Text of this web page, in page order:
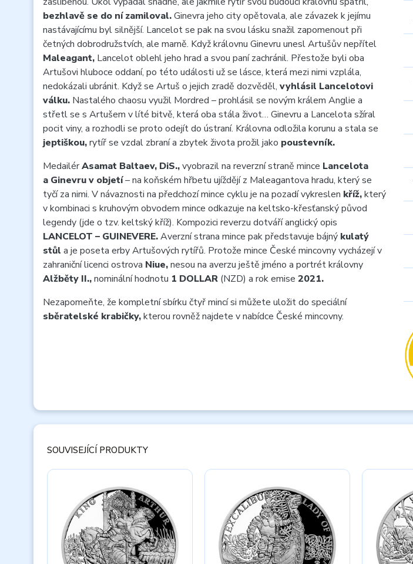
bezhlavě se do ní zamiloval.Ginevra jeho city opětovala, ale závazek k jejímu
nastávajícímu byl silnější. Lancelot se pak na svou lásku snažil zapomenout při
četných dobrodružstvích, ale marně. Když královnu Ginevru unesl Artušův nepřítel
Maleagant, Lancelot oblehl jeho hrad a svou paní zachránil. Přestože byli oba
Artušovi hluboce oddaní, po této události už se lásce, která mezi nimi vzplála,
nedokázali ubránit. Když se Artuš o jejich zradě dozvěděl, vyhlásil Lancelotovi
válku. Nastalého chaosu využil Mordred – prohlásil se novým králem Anglie a
střetl se s Artušem v líté bitvě, která oba stála život… Ginevru a Lancelota sžíral
pocit viny, a rozhodli se proto odejít do ústraní. Královna odložila korunu a stala se
jeptiškou,rytíř se vzdal zbraní a zbytek života prožil jako poustevník.
MedailérAsamat Baltaev, DiS.,vyobrazil na reverzní straně mince Lancelota
a Ginevru v objetí– na koňském hřbetu ujíždějí z Maleagantova hradu, který se
tyčí za nimi. V návaznosti na předchozí mince cyklu je na pozadí vykreslen kříž,který
v kombinaci s kruhovým obvodem mince odkazuje na keltsko-křesťanský původ
legendy (jde o tzv. keltský kříž). Kompozici reverzu dotváří anglický opis
LANCELOT – GUINEVERE.Averzní strana mince pak představuje bájný kulatý
stůl a je poseta erby Artušových rytířů. Protože mince České mincovny vycházejí v
zahraniční licenci ostrova Niue,nesou na averzu ještě jméno a portrét královny
Alžběty II.,nominální hodnotu 1 DOLLAR (NZD) a rok emise 2021.
Nezapomeňte, že kompletní sbírku čtyř mincí si můžete uložit do speciální
sběratelské krabičky,kterou rovněž najdete v nabídce České mincovny.
SOUVISEJÍCÍ PRODUKTY